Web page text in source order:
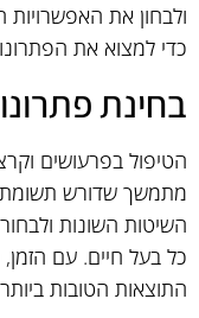
ולבחון את
כדי למצוא את
בחינת
הטיפול בפרעושים
מתמשך שדורש תשומת
השיטות השונות
כל בעל חיים. עם
התוצאות הטובות